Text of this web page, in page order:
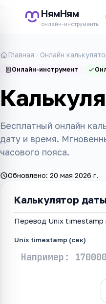
НямНям
онлайн-инструменты
Главная Онлайн
Онлайн-инструмент
Бесплатный онлайн
дату и время.
часового пояса.
Обновлено: 20 мая 2026 г.
Калькулятор
Перевод Unix timestamp
Unix timestamp (сек)